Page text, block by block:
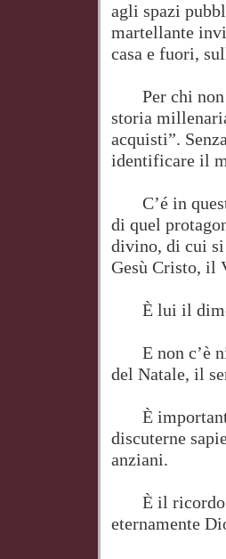
agli spazi
martellante
casa e fuori,
Per chi non
storia
acquisti”.
identificare il
C’é in
di quel
divino, di cui
Gesù Cristo, il
È lui il
E non c’è
del Natale, il
È importante
discuterne
anziani.
È il ricordo
eternamente